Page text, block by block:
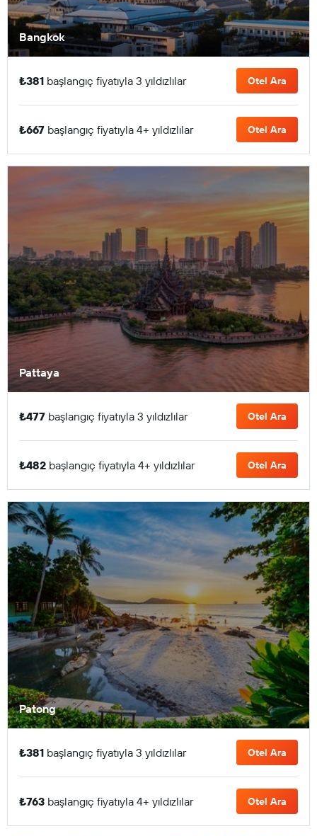
Bangkok
₺381 başlangıç fiyatıyla 3 yıldızlılar Otel Ara
₺667 başlangıç fiyatıyla 4+ yıldızlılar Otel Ara
Pattaya
₺477 başlangıç fiyatıyla 3 yıldızlılar Otel Ara
₺482 başlangıç fiyatıyla 4+ yıldızlılar Otel Ara
Patong
₺381 başlangıç fiyatıyla 3 yıldızlılar Otel Ara
₺763 başlangıç fiyatıyla 4+ yıldızlılar Otel Ara